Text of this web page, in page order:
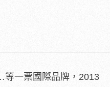
一票國際品牌，2013